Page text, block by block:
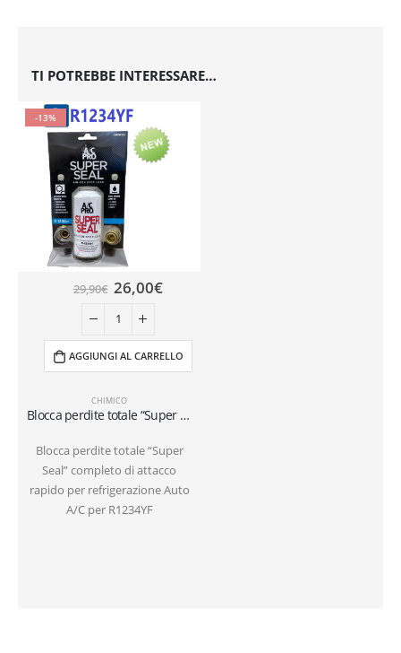
TI POTREBBE INTERESSARE…
-13%
CHIMICO
Blocca perdite totale “Super Seal” completo di attacco rapido per refrigerazione Auto R1234YF
Blocca perdite totale “Super
Seal” completo di attacco
rapido per refrigerazione Auto
A/C per R1234YF
29,90€ 26,00€
AGGIUNGI AL CARRELLO